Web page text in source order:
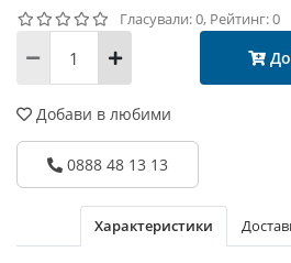
Гласували: 0, Рейтинг: 0
Добави в любими
0888 48 13 13
Характеристики